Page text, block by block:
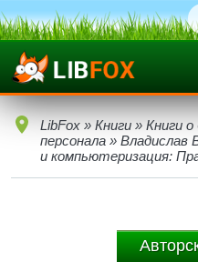
LibFox » Книги » Книги о
персонала » Владислав
и компьютеризация: